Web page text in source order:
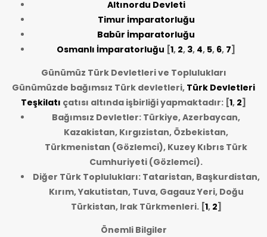
Altınordu Devleti
Timur İmparatorluğu
Babür İmparatorluğu
Osmanlı İmparatorluğu [1, 2, 3, 4, 5, 6, 7]
Günümüz Türk Devletleri ve Toplulukları
Günümüzde bağımsız Türk devletleri, Türk Devletleri
Teşkilatı çatısı altında işbirliği yapmaktadır: [1, 2]
Bağımsız Devletler: Türkiye, Azerbaycan,
Kazakistan, Kırgızistan, Özbekistan,
Türkmenistan (Gözlemci), Kuzey Kıbrıs Türk
Cumhuriyeti (Gözlemci).
Diğer Türk Toplulukları: Tataristan, Başkurdistan,
Kırım, Yakutistan, Tuva, Gagauz Yeri, Doğu
Türkistan, Irak Türkmenleri.[1, 2]
Önemli Bilgiler